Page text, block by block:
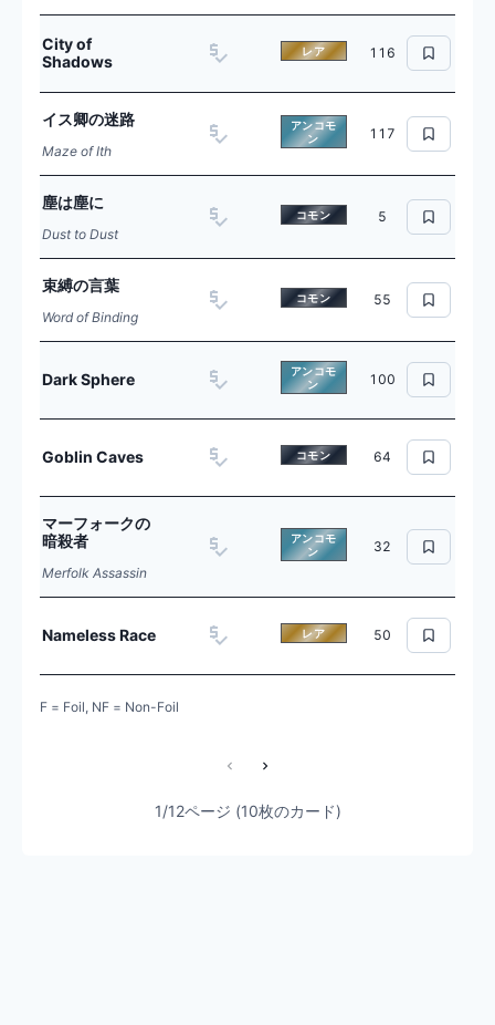
City of
Shadows
レア 116
イス卿の迷路
Maze of Ith
アンコモ
ン
117
塵は塵に
Dust to Dust
コモン 5
束縛の言葉
Word of Binding
コモン 55
Dark Sphere
アンコモ
ン
100
Goblin Caves コモン 64
マーフォークの
暗殺者
Merfolk Assassin
アンコモ
ン
32
Nameless Race レア 50
F = Foil, NF = Non-Foil
1/12ページ (10枚のカード)